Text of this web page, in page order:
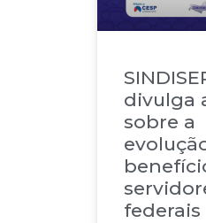
divulga
sobre a
federais